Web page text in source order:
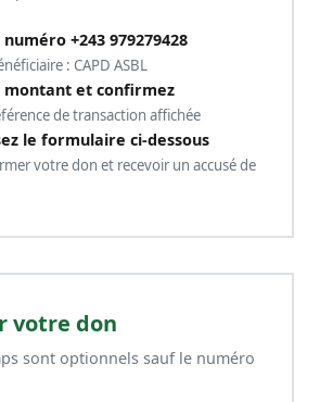
+243 979279428
: CAPD ASBL
montant et confirmez
de transaction affichée
le formulaire ci-dessous
votre don et recevoir un accusé de
votre don
sont optionnels sauf le numéro